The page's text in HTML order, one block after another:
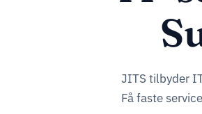
JITS tilbyder
Få faste